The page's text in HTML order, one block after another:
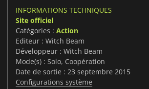
INFORMATIONS TECHNIQUES
Site officiel
Catégories : Action
Editeur : Witch Beam
Développeur : Witch Beam
Mode(s) : Solo, Coopération
Date de sortie : 23 septembre 2015
Configurations système